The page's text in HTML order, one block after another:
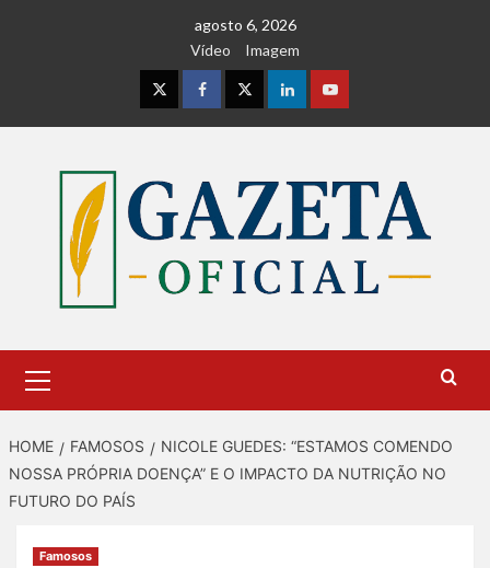
agosto 6, 2026
Vídeo
Imagem
InstagramFacebookTwitterLinkedinYoutube
Menu
HOME FAMOSOS
NICOLE GUEDES: “ESTAMOS COMENDO
NOSSA PRÓPRIA DOENÇA” E O IMPACTO DA NUTRIÇÃO NO
FUTURO DO PAÍS
Famosos